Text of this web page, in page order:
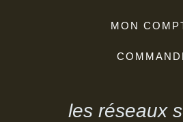
MON
les réseaux